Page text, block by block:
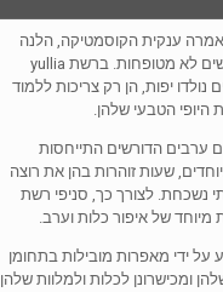
אמרה ענקית הקוסמטיקה, הלנה
רובינשטיין, יש רק נשים לא מטופחות. ברשת yullia
נולדו יפות, הן רק צריכות ללמוד
היופי הטבעי שלהן.
ערבים הדורשים התייחסות
שעות זוהרות בהן את רוצה
נשכחת. לצורך כך, סניפי רשת
ידי מאפרות מובילות בתחומן
ומכישרונן לכלות ולמלוות שלהן